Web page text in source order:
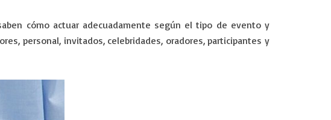
cómo actuar adecuadamente según el tipo de evento y
personal, invitados, celebridades, oradores, participantes y